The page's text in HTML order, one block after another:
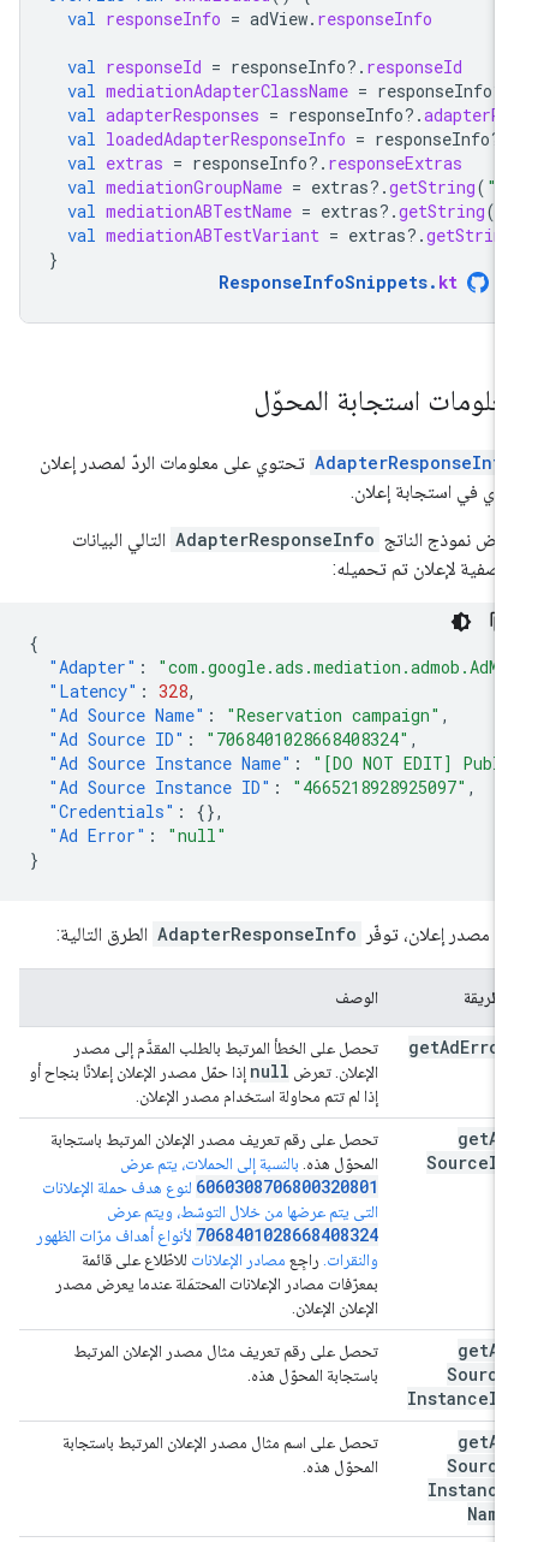
val responseInfo = adView.responseInfo
val responseId = responseInfo?.responseId
val mediationAdapterClassName = responseInfo
val adapterResponses = responseInfo?.
val loadedAdapterResponseInfo = responseInfo
val extras = responseInfo?.responseExtras
val mediationGroupName = extras?.getString
val mediationABTestName = extras?.getString
val mediationABTestVariant = extras?.
ResponseInfoSnippets. kt
استجابة المحوّل
تحتوي على معلومات الردّ لمصدر إعلان
في استجابة إعلان.
نموذج الناتج AdapterResponseInfo التالي البيانات
لإعلان تم تحميله:
"Adapter":
"Latency": 328
"Ad Source Name": "Reservation campaign"
"Ad Source ID" : "7068401028668408324"
"Ad Source Instance Name" : "[DO NOT EDIT]
"Ad Source Instance ID" : "4665218928925097"
"Credentials":
"Ad Error": "null"
مصدر إعلان، توفّر AdapterResponseInfo الطرق التالية:
الطريقة الوصف
getAdError
تحصل على الخطأ المرتبط بالطلب المقدَّم إلى مصدر
الإعلان. تعرضnullإذا حمّل مصدر الإعلان إعلانًا بنجاح أو
إذا لم تتم محاولة استخدام مصدر الإعلان.
get
Source
تحصل على رقم تعريف مصدر الإعلان المرتبط باستجابة
المحوّل هذه.بالنسبة إلى الحملات، يتم عرض
6060308706800320801لنوع هدف حملة الإعلانات
التي يتم عرضها من خلال التوسّط، ويتم عرض
7068401028668408324لأنواع أهداف مرّات الظهور
والنقرات.راجِع مصادر الإعلاناتللاطّلاع على قائمة
بمعرّفات مصادر الإعلانات المحتمَلة عندما يعرض مصدر
الإعلان الإعلان.
get
Source
Instance
تحصل على رقم تعريف مثال مصدر الإعلان المرتبط
باستجابة المحوّل هذه.
get
Source
Instance
تحصل على اسم مثال مصدر الإعلان المرتبط باستجابة
المحوّل هذه.